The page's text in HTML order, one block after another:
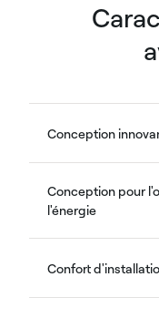
Conception
Conception pour
l'énergie
Confort